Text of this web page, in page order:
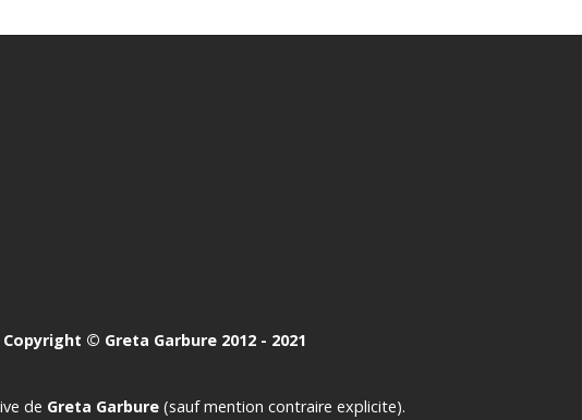
© Greta Garbure 2012 - 2021
de Greta Garbure (sauf mention contraire explicite).